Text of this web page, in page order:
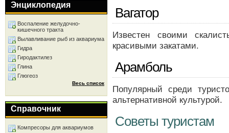
Вагатор
Известен своими
красивыми закатами.
Арамболь
Популярный среди
альтернативной культурой.
Советы туристам
Энциклопедия
Воспаление желудочно-
кишечного тракта
Вылавливание рыб из аквариума
Гидра
Гиродактилез
Глина
Глюгеоз
Весь список
Справочник
Компресоры для аквариумов